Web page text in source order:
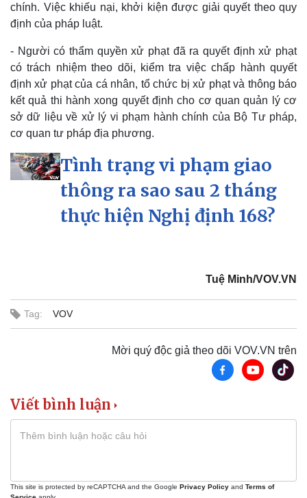
Vụ án
Tin nóng
Tư vấn luật
Vũ khí
Việt Nam
Phân tích
Thể thao
Bóng đá
eSports
Ô tô - Xe máy
chính. Việc khiếu nại, khởi kiện được giải quyết theo quy
định của pháp luật.
- Người có thẩm quyền xử phạt đã ra quyết định xử phạt
có trách nhiệm theo dõi, kiểm tra việc chấp hành quyết
định xử phạt của cá nhân, tổ chức bị xử phạt và thông báo
kết quả thi hành xong quyết định cho cơ quan quản lý cơ
sở dữ liệu về xử lý vi phạm hành chính của Bộ Tư pháp,
cơ quan tư pháp địa phương.
Tình trạng vi phạm giao
thông ra sao sau 2 tháng
thực hiện Nghị định 168?
Tuệ Minh/VOV.VN
Tag: VOV
Mời quý độc giả theo dõi VOV.VN trên
Viết bình luận
This site is protected by reCAPTCHA and the Google Privacy Policy and Terms of